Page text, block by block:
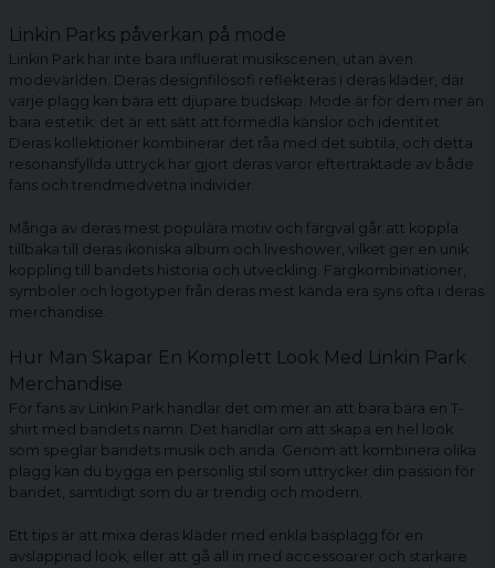
Linkin Parks påverkan på mode
Linkin Park har inte bara influerat musikscenen, utan även
modevärlden. Deras designfilosofi reflekteras i deras kläder, där
varje plagg kan bära ett djupare budskap. Mode är för dem mer än
bara estetik; det är ett sätt att förmedla känslor och identitet.
Deras kollektioner kombinerar det råa med det subtila, och detta
resonansfyllda uttryck har gjort deras varor eftertraktade av både
fans och trendmedvetna individer.
Många av deras mest populära motiv och färgval går att koppla
tillbaka till deras ikoniska album och liveshower, vilket ger en unik
koppling till bandets historia och utveckling. Färgkombinationer,
symboler och logotyper från deras mest kända era syns ofta i deras
merchandise.
Hur Man Skapar En Komplett Look Med Linkin Park
Merchandise
För fans av Linkin Park handlar det om mer än att bara bära en T-
shirt med bandets namn. Det handlar om att skapa en hel look
som speglar bandets musik och anda. Genom att kombinera olika
plagg kan du bygga en personlig stil som uttrycker din passion för
bandet, samtidigt som du är trendig och modern.
Ett tips är att mixa deras kläder med enkla basplagg för en
avslappnad look, eller att gå all in med accessoarer och starkare